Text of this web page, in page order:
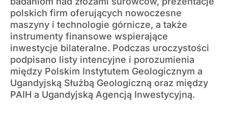
polskich firm oferujących nowoczesne
maszyny i technologie górnicze, a także
instrumenty finansowe wspierające
inwestycje bilateralne. Podczas uroczystości
podpisano listy intencyjne i porozumienia
między Polskim Instytutem Geologicznym a
Ugandyjską Służbą Geologiczną oraz między
PAIH a Ugandyjską Agencją Inwestycyjną.